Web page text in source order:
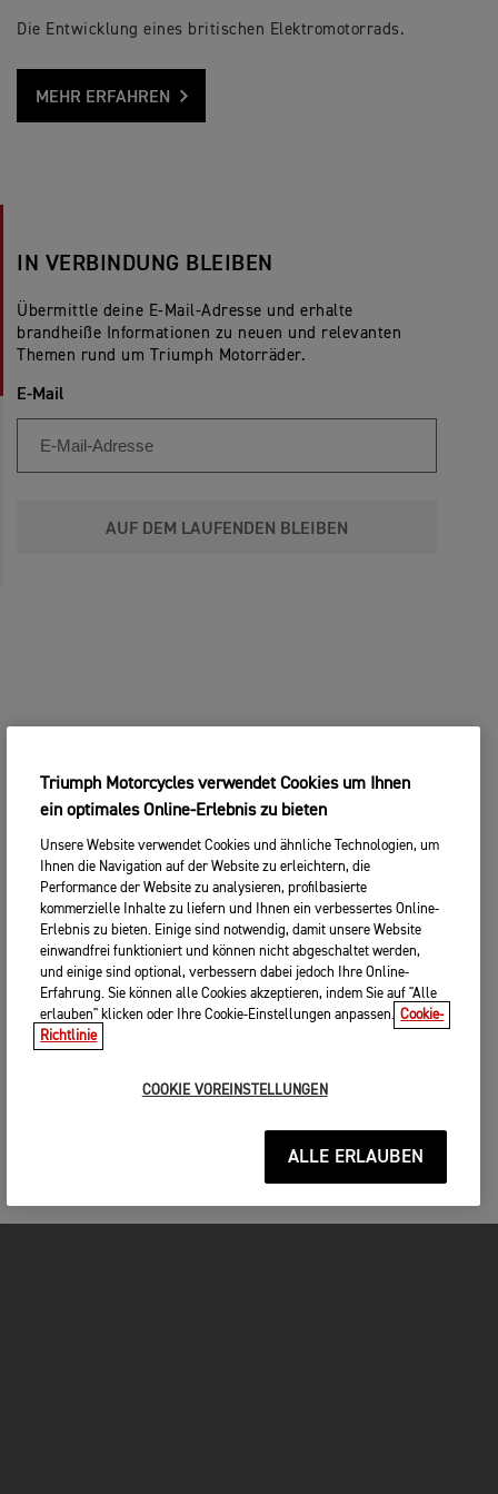
Die Entwicklung eines britischen Elektromotorrads.
MEHR ERFAHREN
IN VERBINDUNG BLEIBEN
Übermittle deine E-Mail-Adresse und erhalte
brandheiße Informationen zu neuen und relevanten
Themen rund um Triumph Motorräder.
E-Mail
AUF DEM LAUFENDEN BLEIBEN
Triumph Motorcycles verwendet Cookies um Ihnen
ein optimales Online-Erlebnis zu bieten
Unsere Website verwendet Cookies und ähnliche Technologien, um
Ihnen die Navigation auf der Website zu erleichtern, die
Performance der Website zu analysieren, profilbasierte
kommerzielle Inhalte zu liefern und Ihnen ein verbessertes Online-
Erlebnis zu bieten. Einige sind notwendig, damit unsere Website
einwandfrei funktioniert und können nicht abgeschaltet werden,
und einige sind optional, verbessern dabei jedoch Ihre Online-
Erfahrung. Sie können alle Cookies akzeptieren, indem Sie auf "Alle
erlauben" klicken oder Ihre Cookie-Einstellungen anpassen. Cookie-
Richtlinie
COOKIE VOREINSTELLUNGEN
ALLE ERLAUBEN